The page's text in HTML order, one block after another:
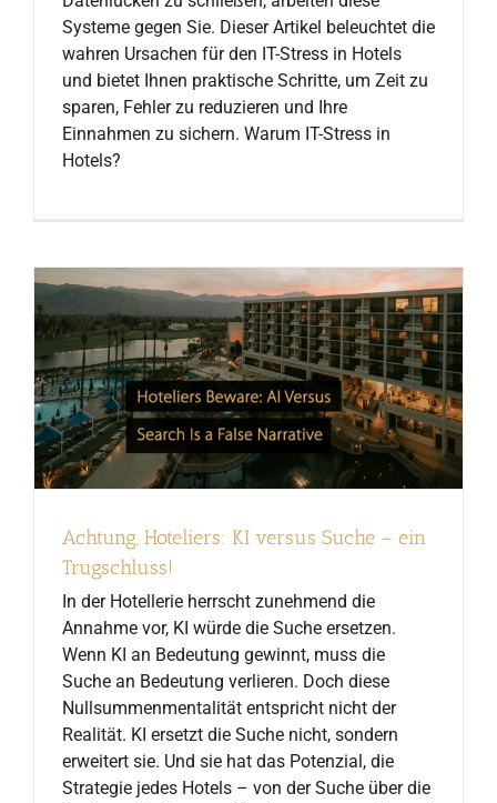
Systeme gegen Sie. Dieser Artikel beleuchtet die
wahren Ursachen für den IT-Stress in Hotels
und bietet Ihnen praktische Schritte, um Zeit zu
sparen, Fehler zu reduzieren und Ihre
Einnahmen zu sichern. Warum IT-Stress in
Hotels?
Achtung, Hoteliers: KI versus Suche – ein
Trugschluss!
In der Hotellerie herrscht zunehmend die
Annahme vor, KI würde die Suche ersetzen.
Wenn KI an Bedeutung gewinnt, muss die
Suche an Bedeutung verlieren. Doch diese
Nullsummenmentalität entspricht nicht der
Realität. KI ersetzt die Suche nicht, sondern
erweitert sie. Und sie hat das Potenzial, die
Strategie jedes Hotels – von der Suche über die